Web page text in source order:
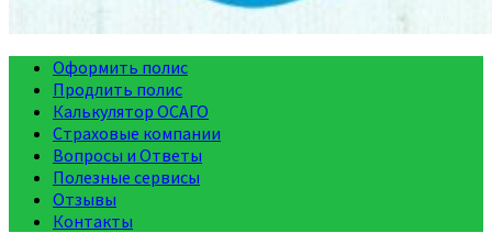
Оформить полис
Продлить полис
Калькулятор ОСАГО
Страховые компании
Вопросы и Ответы
Полезные сервисы
Отзывы
Контакты